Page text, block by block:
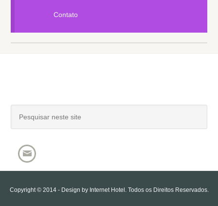
Contato
Copyright © 2014 - Design by Internet Hotel . Todos os Direitos Reservados.